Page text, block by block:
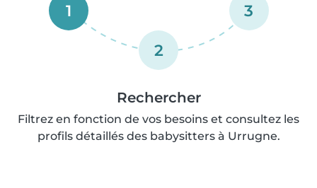
1
2
3
Rechercher
Filtrez en fonction de vos besoins et consultez les
profils détaillés des babysitters à Urrugne.